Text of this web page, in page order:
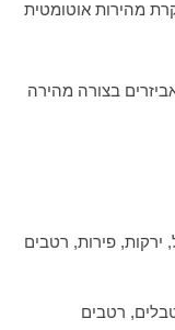
בצורה מהירה
ירקות, פירות, רטבים
רטבים